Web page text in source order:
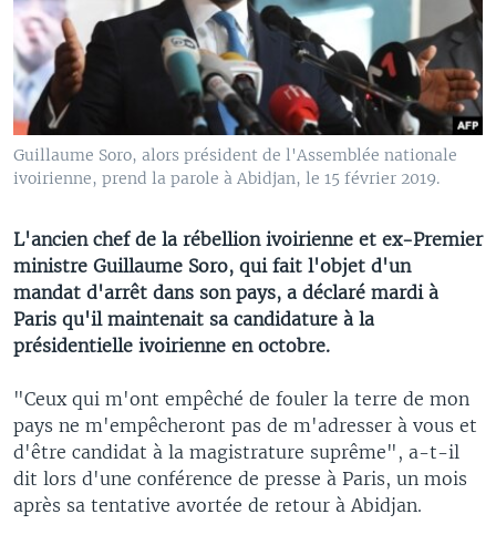
Guillaume Soro, alors président de l'Assemblée nationale
ivoirienne, prend la parole à Abidjan, le 15 février 2019.
L'ancien chef de la rébellion ivoirienne et ex-Premier
ministre Guillaume Soro, qui fait l'objet d'un
mandat d'arrêt dans son pays, a déclaré mardi à
Paris qu'il maintenait sa candidature à la
présidentielle ivoirienne en octobre.
"Ceux qui m'ont empêché de fouler la terre de mon
pays ne m'empêcheront pas de m'adresser à vous et
d'être candidat à la magistrature suprême", a-t-il
dit lors d'une conférence de presse à Paris, un mois
après sa tentative avortée de retour à Abidjan.